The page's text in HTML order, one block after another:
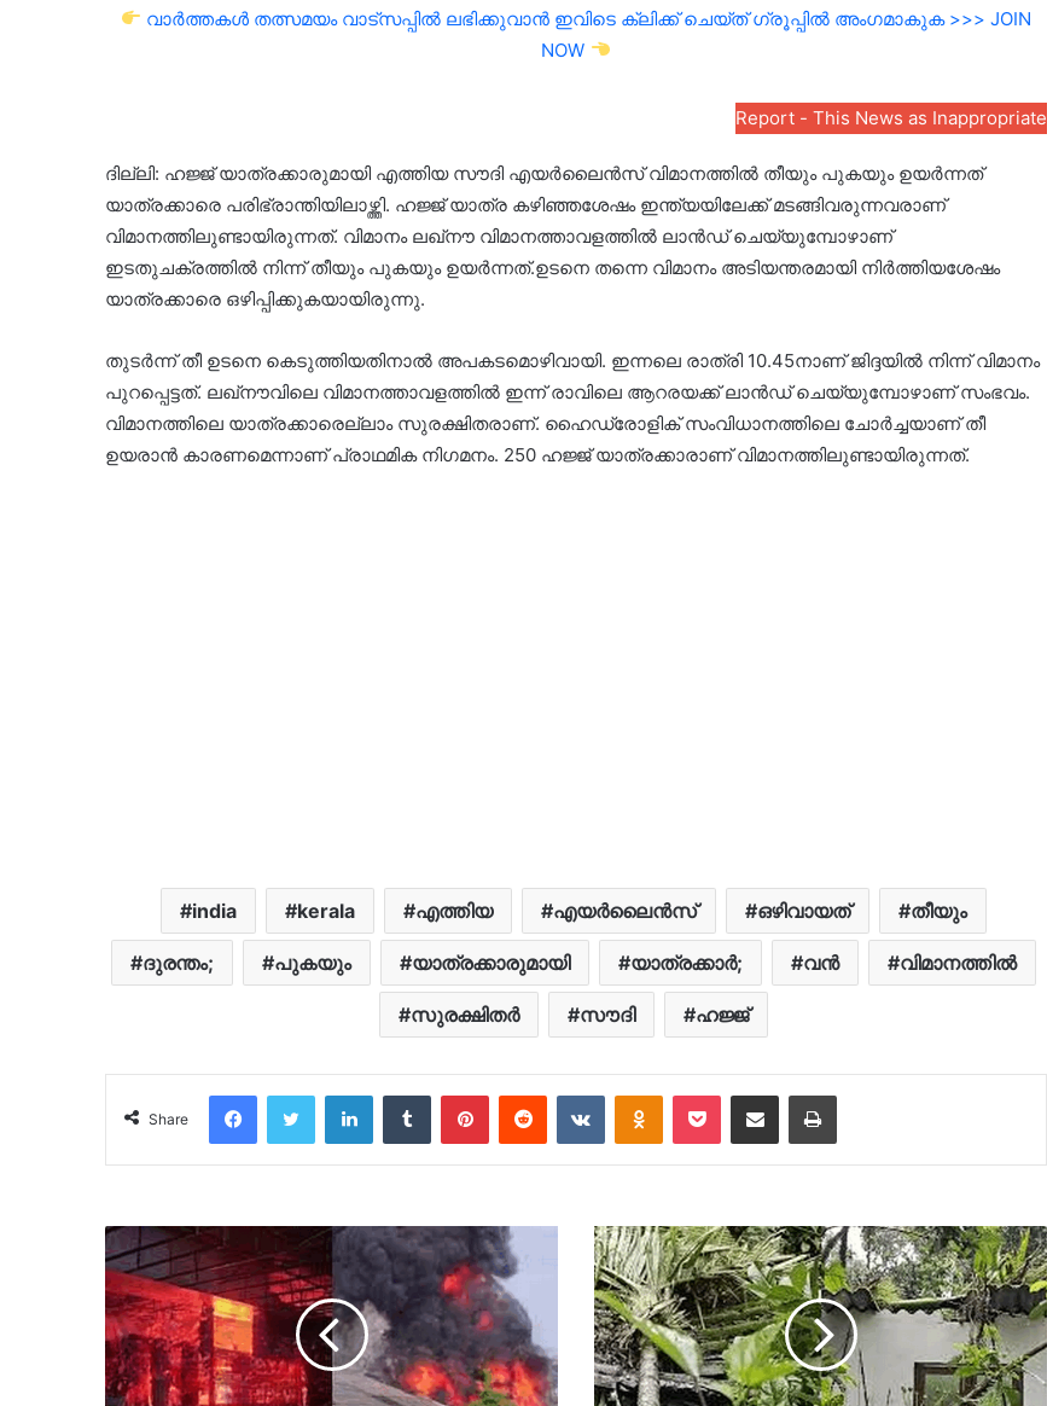
വാർത്തകൾ തത്സമയം വാട്സപ്പിൽ ലഭിക്കുവാൻ ഇവിടെ ക്ലിക്ക് ചെയ്ത് ഗ്രൂപ്പിൽ അംഗമാകുക >>> JOIN
NOW
Report - This News as Inappropriate
ദില്ലി: ഹജ്ജ് യാത്രക്കാരുമായി എത്തിയ സൗദി എയര്‍ലൈൻസ് വിമാനത്തിൽ തീയും പുകയും ഉയര്‍ന്നത്
യാത്രക്കാരെ പരിഭ്രാന്തിയിലാഴ്ത്തി. ഹജ്ജ് യാത്ര കഴിഞ്ഞശേഷം ഇന്ത്യയിലേക്ക് മടങ്ങിവരുന്നവരാണ്
വിമാനത്തിലുണ്ടായിരുന്നത്. വിമാനം ലഖ്‍നൗ വിമാനത്താവളത്തിൽ ലാന്‍ഡ് ചെയ്യുമ്പോഴാണ്
ഇടതുചക്രത്തിൽ നിന്ന് തീയും പുകയും ഉയര്‍ന്നത്.ഉടനെ തന്നെ വിമാനം അടിയന്തരമായി നിര്‍ത്തിയശേഷം
യാത്രക്കാരെ ഒഴിപ്പിക്കുകയായിരുന്നു.
തുടര്‍ന്ന് തീ ഉടനെ കെടുത്തിയതിനാൽ അപകടമൊഴിവായി. ഇന്നലെ രാത്രി 10.45നാണ് ജിദ്ദയിൽ നിന്ന് വിമാനം
പുറപ്പെട്ടത്. ലഖ്‍നൗവിലെ വിമാനത്താവളത്തിൽ ഇന്ന് രാവിലെ ആറരയക്ക് ലാന്‍ഡ് ചെയ്യുമ്പോഴാണ് സംഭവം.
വിമാനത്തിലെ യാത്രക്കാരെല്ലാം സുരക്ഷിതരാണ്. ഹൈഡ്രോളിക് സംവിധാനത്തിലെ ചോര്‍ച്ചയാണ് തീ
ഉയരാൻ കാരണമെന്നാണ് പ്രാഥമിക നിഗമനം. 250 ഹജ്ജ് യാത്രക്കാരാണ് വിമാനത്തിലുണ്ടായിരുന്നത്.
india kerala എത്തിയ എയർലൈൻസ് ഒഴിവായത് തീയും
ദുരന്തം; പുകയും യാത്രക്കാരുമായി യാത്രക്കാര്‍; വന്‍ വിമാനത്തിൽ
സുരക്ഷിതർ സൗദി ഹജ്ജ്
Share
FacebookTwitter LinkedInTumblr PinterestReddit VKontakteOdnoklassniki
Pocket Share via Email Print